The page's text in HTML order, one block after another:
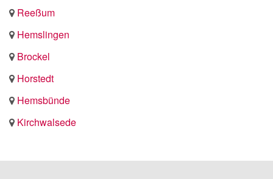
Reeßum
Hemslingen
Brockel
Horstedt
Hemsbünde
Kirchwalsede